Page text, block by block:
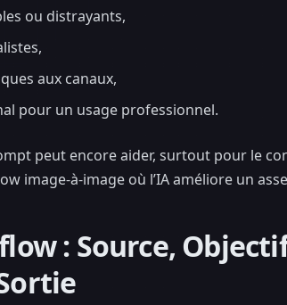
ou distrayants,
aux canaux,
pour un usage professionnel.
peut encore aider, surtout pour le
image-à-image où l’IA améliore un
: Source,